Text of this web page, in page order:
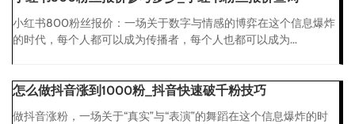
小红书800粉丝报价：一场关于数字与情感的博弈在这个信息爆炸
的时代，每个人都可以成为传播者，每个人也都可以成为...
怎么做抖音涨到1000粉_抖音快速破千粉技巧
做抖音涨粉，一场关于“真实”与“表演”的舞蹈在这个信息爆炸的时